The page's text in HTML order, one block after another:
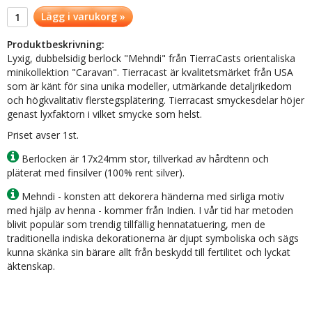
Lägg i varukorg »
Produktbeskrivning:
Lyxig, dubbelsidig berlock "Mehndi" från TierraCasts orientaliska
minikollektion "Caravan". Tierracast är kvalitetsmärket från USA
som är känt för sina unika modeller, utmärkande detaljrikedom
och högkvalitativ flerstegsplätering. Tierracast smyckesdelar höjer
genast lyxfaktorn i vilket smycke som helst.
Priset avser 1st.
Berlocken är 17x24mm stor, tillverkad av hårdtenn och
pläterat med finsilver (100% rent silver).
Mehndi - konsten att dekorera händerna med sirliga motiv
med hjälp av henna - kommer från Indien. I vår tid har metoden
blivit populär som trendig tillfällig hennatatuering, men de
traditionella indiska dekorationerna är djupt symboliska och sägs
kunna skänka sin bärare allt från beskydd till fertilitet och lyckat
äktenskap.